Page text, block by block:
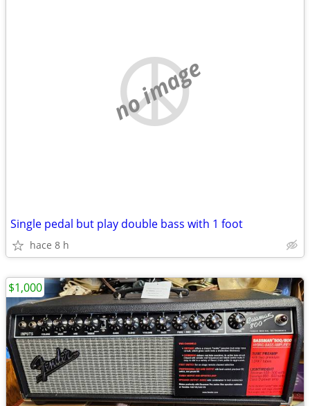
no image
Single pedal but play double bass with 1 foot
hace 8 h
$1,000